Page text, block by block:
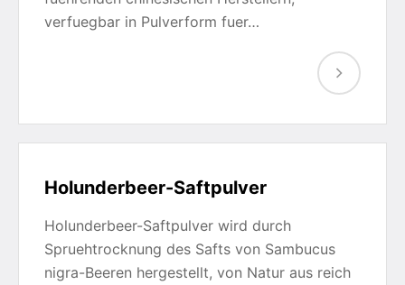
verfuegbar in Pulverform fuer…
Holunderbeer-Saftpulver
Holunderbeer-Saftpulver wird durch
Spruehtrocknung des Safts von Sambucus
nigra-Beeren hergestellt, von Natur aus reich